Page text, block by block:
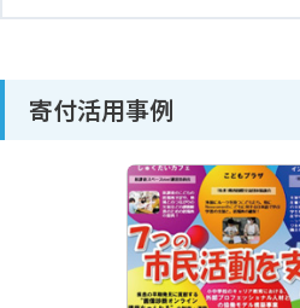
寄付活用事例